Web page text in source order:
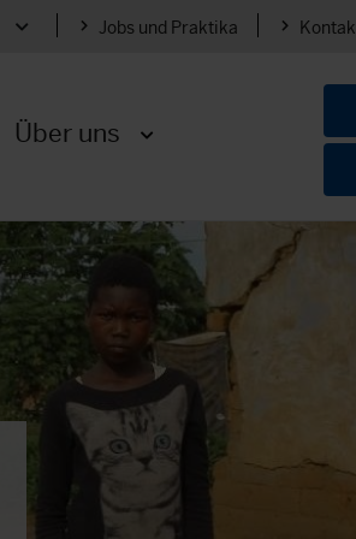
Menü öffnenJobs und Praktika
Über uns